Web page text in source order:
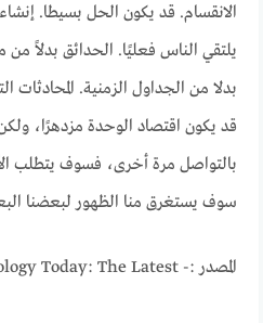
الانقسام. قد يكون الحل بسيطا.
يلتقي الناس فعليًا. الحدائق بدلاً من
بدلا من الجداول الزمنية. المحادثات
قد يكون اقتصاد الوحدة مزدهرًا،
بالتواصل مرة أخرى، فسوف يتطلب
سوف يستغرق منا الظهور لبعضنا
المصدر :- Psychology Today: The Latest